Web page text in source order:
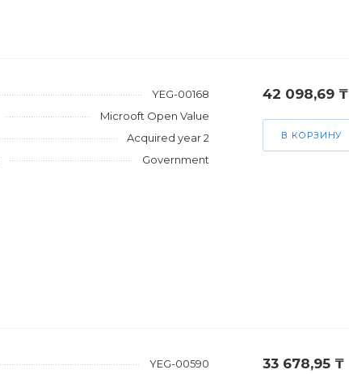
YEG-00168
Microoft Open Value
Acquired year 2
Government
42 098,69 ₸
В КОРЗИНУ
YEG-00590
33 678,95 ₸